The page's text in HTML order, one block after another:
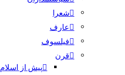
شعرا
عارف
فیلسوف
قرن
پیش از اسلام